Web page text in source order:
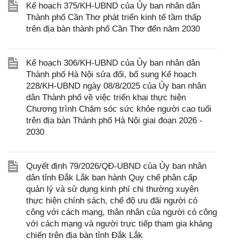
Kế hoạch 375/KH-UBND của Ủy ban nhân dân
Thành phố Cần Thơ phát triển kinh tế tầm thấp
trên địa bàn thành phố Cần Thơ đến năm 2030
Kế hoạch 306/KH-UBND của Ủy ban nhân dân
Thành phố Hà Nội sửa đổi, bổ sung Kế hoạch
228/KH-UBND ngày 08/8/2025 của Ủy ban nhân
dân Thành phố về việc triển khai thực hiện
Chương trình Chăm sóc sức khỏe người cao tuổi
trên địa bàn Thành phố Hà Nội giai đoạn 2026 -
2030
Quyết định 79/2026/QĐ-UBND của Ủy ban nhân
dân tỉnh Đắk Lắk ban hành Quy chế phân cấp
quản lý và sử dụng kinh phí chi thường xuyên
thực hiện chính sách, chế độ ưu đãi người có
công với cách mạng, thân nhân của người có công
với cách mạng và người trực tiếp tham gia kháng
chiến trên địa bàn tỉnh Đắk Lắk